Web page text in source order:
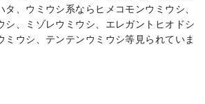
タ、ウミウシ系ならヒメコモンウミウシ、
シ、ミゾレウミウシ、エレガントヒオドシ
ミウシ、テンテンウミウシ等見られていま